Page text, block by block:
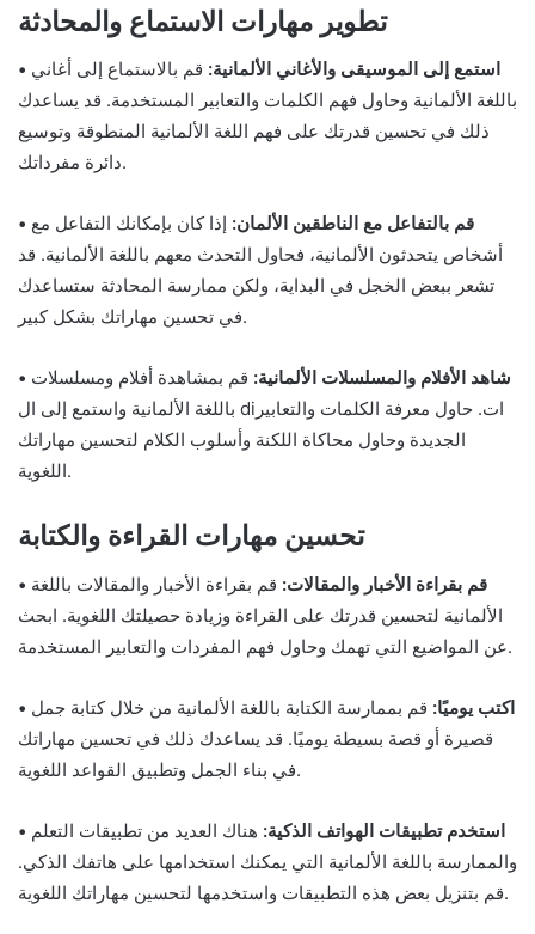
تطوير مهارات الاستماع والمحادثة
• استمع إلى الموسيقى والأغاني الألمانية: قم بالاستماع إلى أغاني
باللغة الألمانية وحاول فهم الكلمات والتعابير المستخدمة. قد يساعدك
ذلك في تحسين قدرتك على فهم اللغة الألمانية المنطوقة وتوسيع
دائرة مفرداتك.
• قم بالتفاعل مع الناطقين الألمان: إذا كان بإمكانك التفاعل مع
أشخاص يتحدثون الألمانية، فحاول التحدث معهم باللغة الألمانية. قد
تشعر ببعض الخجل في البداية، ولكن ممارسة المحادثة ستساعدك
في تحسين مهاراتك بشكل كبير.
• شاهد الأفلام والمسلسلات الألمانية: قم بمشاهدة أفلام ومسلسلات
باللغة الألمانية واستمع إلى ال diات. حاول معرفة الكلمات والتعابير
الجديدة وحاول محاكاة اللكنة وأسلوب الكلام لتحسين مهاراتك
اللغوية.
تحسين مهارات القراءة والكتابة
• قم بقراءة الأخبار والمقالات: قم بقراءة الأخبار والمقالات باللغة
الألمانية لتحسين قدرتك على القراءة وزيادة حصيلتك اللغوية. ابحث
عن المواضيع التي تهمك وحاول فهم المفردات والتعابير المستخدمة.
• اكتب يوميًا: قم بممارسة الكتابة باللغة الألمانية من خلال كتابة جمل
قصيرة أو قصة بسيطة يوميًا. قد يساعدك ذلك في تحسين مهاراتك
في بناء الجمل وتطبيق القواعد اللغوية.
• استخدم تطبيقات الهواتف الذكية: هناك العديد من تطبيقات التعلم
والممارسة باللغة الألمانية التي يمكنك استخدامها على هاتفك الذكي.
قم بتنزيل بعض هذه التطبيقات واستخدمها لتحسين مهاراتك اللغوية.